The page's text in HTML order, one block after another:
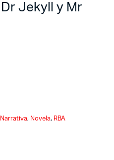
Jekyll y Mr
Narrativa, Novela, RBA